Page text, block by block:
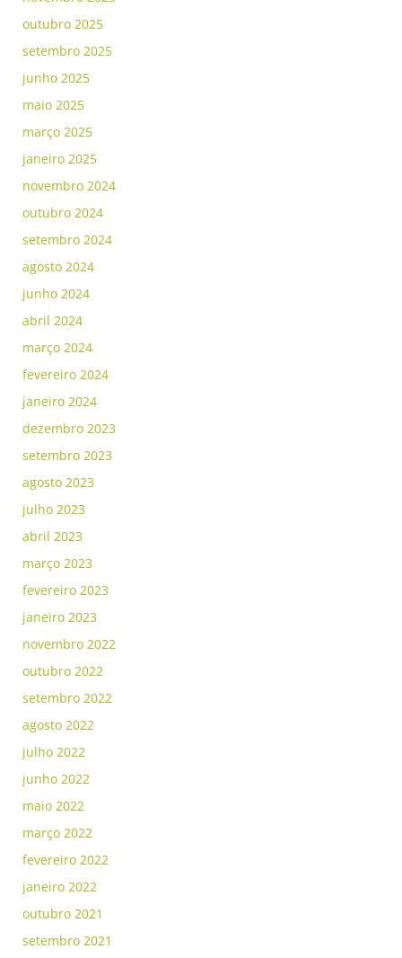
outubro 2025
setembro 2025
junho 2025
maio 2025
março 2025
janeiro 2025
novembro 2024
outubro 2024
setembro 2024
agosto 2024
junho 2024
abril 2024
março 2024
fevereiro 2024
janeiro 2024
dezembro 2023
setembro 2023
agosto 2023
julho 2023
abril 2023
março 2023
fevereiro 2023
janeiro 2023
novembro 2022
outubro 2022
setembro 2022
agosto 2022
julho 2022
junho 2022
maio 2022
março 2022
fevereiro 2022
janeiro 2022
outubro 2021
setembro 2021